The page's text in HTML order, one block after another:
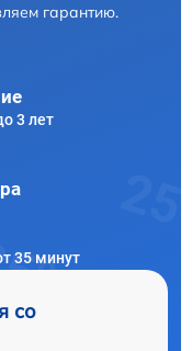
гарантию.
3 лет
35 минут
со